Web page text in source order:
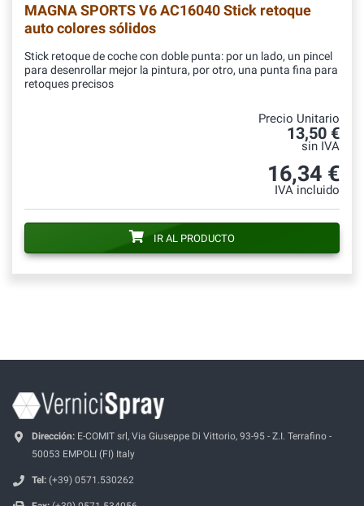
MAGNA SPORTS V6 AC16040 Stick retoque
auto colores sólidos
Stick retoque de coche con doble punta: por un lado, un pincel
para desenrollar mejor la pintura, por otro, una punta fina para
retoques precisos
Precio Unitario
13,50 €
sin IVA
16,34 €
IVA incluido
IR AL PRODUCTO
Dirección: E-COMIT srl, Via Giuseppe Di Vittorio, 93-95 - Z.I. Terrafino -
50053 EMPOLI (FI) Italy
Tel: (+39) 0571.530262